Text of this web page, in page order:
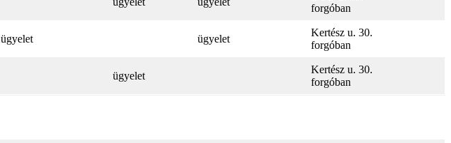
forgóban
ügyelet ügyelet
Kertész u. 30.
forgóban
ügyelet
Kertész u. 30.
forgóban